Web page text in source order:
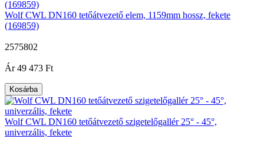
Wolf CWL DN160 tetőátvezető elem, 1159mm hossz, fekete
(169859)
2575802
Ár 49 473 Ft
Kosárba
Wolf CWL DN160 tetőátvezető szigetelőgallér 25° - 45°,
univerzális, fekete